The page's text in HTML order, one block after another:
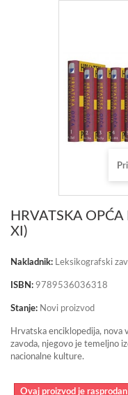
HRVATSKA
XI)
Nakladnik: Leksikografski
ISBN: 9789536036318
Stanje: Novi proizvod
Hrvatska enciklopedija, nova
zavoda, njegovo je temeljno
nacionalne kulture.
Ovaj proizvod je rasprodan